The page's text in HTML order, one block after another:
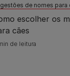
de nomes para
escolher os
cães
de leitura